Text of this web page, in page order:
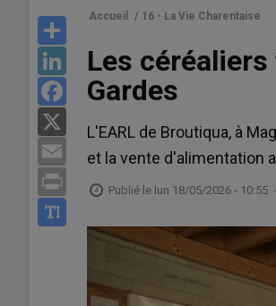
LinkedIn
Facebook
Email
Print
Accueil / 16 - La Vie Charentaise
Les
Gardes
L'EARL de Broutiqua, à
et la vente d'alimentation
Publié le lun 18/05/2026 - 10:55